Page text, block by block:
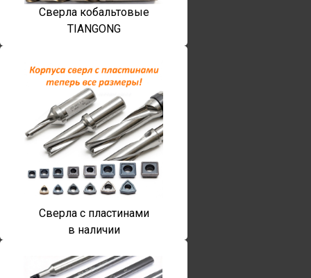
Сверла кобальтовые
TIANGONG
Сверла с пластинами
в наличии